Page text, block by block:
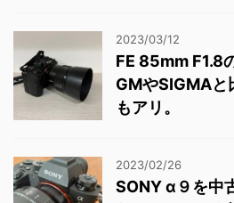
2023/03/12
FE 85mm F1.8
GMやSIGMAと
もアリ。
2023/02/26
SONY α９を中